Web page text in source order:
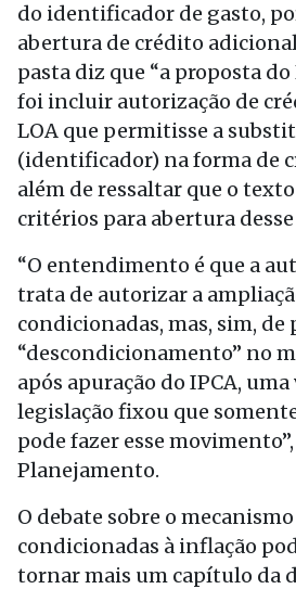
do identificador de gasto,
abertura de crédito
pasta diz que “a proposta
foi incluir autorização de
LOA que permitisse a
(identificador) na forma de
além de ressaltar que o
critérios para abertura
“O entendimento é que a
trata de autorizar a
condicionadas, mas, sim,
“descondicionamento” no
após apuração do IPCA, uma
legislação fixou que
pode fazer esse
Planejamento.
O debate sobre o
condicionadas à inflação
tornar mais um capítulo da